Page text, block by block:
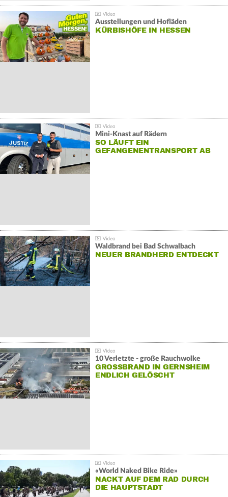
Ausstellungen und Hofläden
KÜRBISHÖFE IN HESSEN
Mini-Knast auf Rädern
SO LÄUFT EIN
GEFANGENENTRANSPORT AB
Waldbrand bei Bad Schwalbach
NEUER BRANDHERD ENTDECKT
10 Verletzte - große Rauchwolke
GROSSBRAND IN GERNSHEIM E
NDLICH GELÖSCHT
«World Naked Bike Ride»
NACKT AUF DEM RAD DURCH
DIE HAUPTSTADT